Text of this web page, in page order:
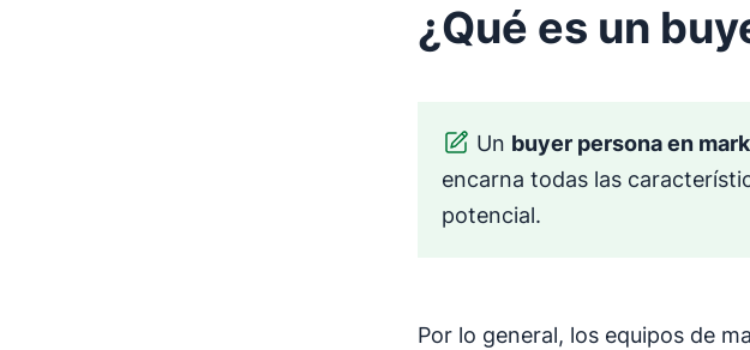
¿Qué es un
Un buyer personaen
encarna todas las
potencial.
Por lo general, los equipos de